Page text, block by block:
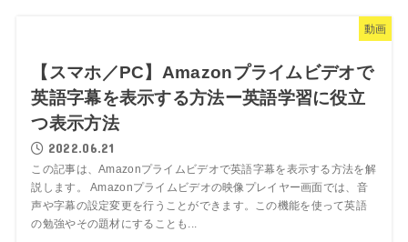
動画
【スマホ／PC】Amazonプライムビデオで
英語字幕を表示する方法ー英語学習に役立
つ表示方法
2022.06.21
この記事は、Amazonプライムビデオで英語字幕を表示する方法を解
説します。 Amazonプライムビデオの映像プレイヤー画面では、音
声や字幕の設定変更を行うことができます。この機能を使って英語
の勉強やその題材にすることも...